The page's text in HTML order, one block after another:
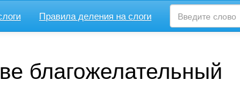
Правила деления на слоги
благожелательный